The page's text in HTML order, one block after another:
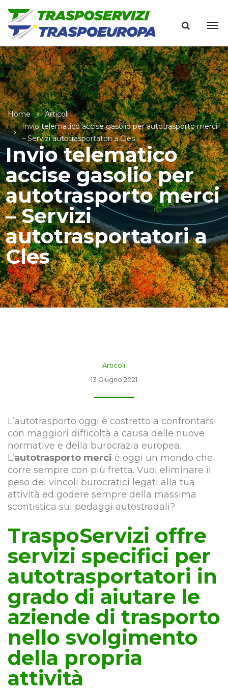
Home
Articoli
Invio telematico accise gasolio per autotrasporto merci
– Servizi autotrasportatori a Cles
Invio telematico
accise gasolio per
autotrasporto merci
– Servizi
autotrasportatori a
Cles
Articoli
13 Giugno 2021
L’autotrasporto oggi è costretto a confrontarsi
con maggiori difficoltà a causa delle nuove
normative e della burocrazia europea.
L’autotrasporto merci è oggi un mondo che
corre sempre con più fretta. Vuoi eliminare il
peso dei vincoli burocratici legati alla tua
attività ed godere sempre della massima
scontistica sui pedaggi autostradali?
TraspoServizi offre
servizi specifici per
autotrasportatori in
grado di aiutare le
aziende di trasporto
nello svolgimento
della propria
attività